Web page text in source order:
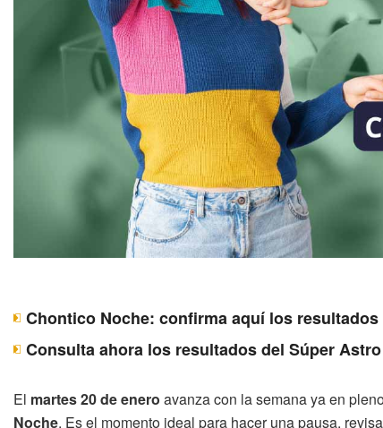
Chontico Noche: confirma aquí los
Consulta ahora los resultados del Súper
El martes 20 de enero avanza con la semana ya en
Noche. Es el momento ideal para hacer una pausa,